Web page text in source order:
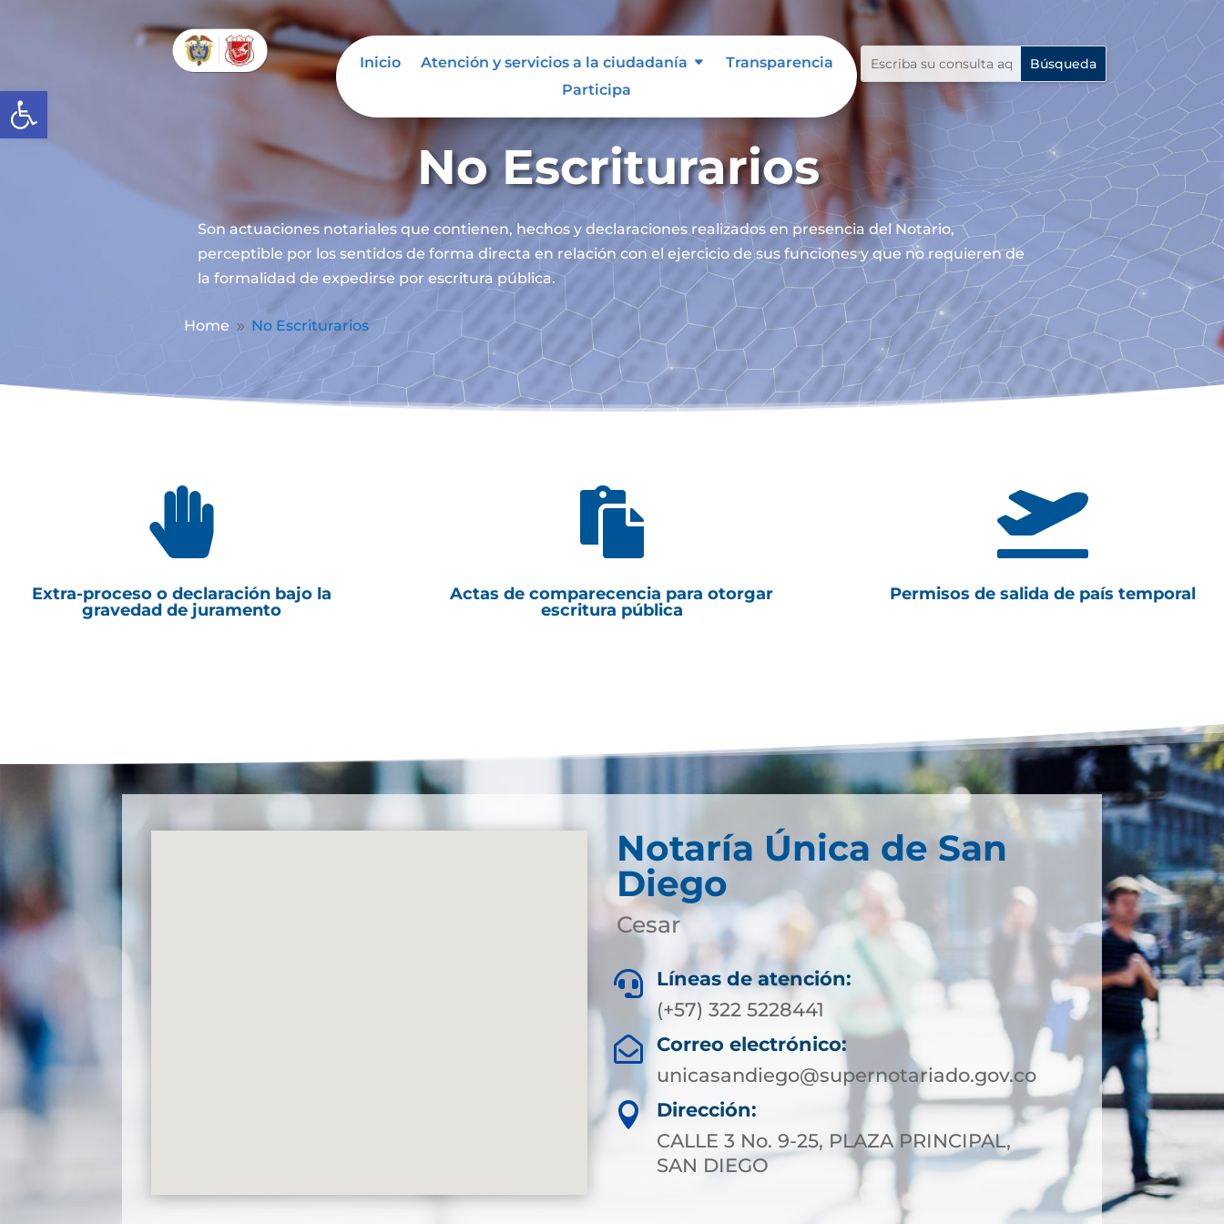
Abrir barra de herramientas
Inicio Atención y servicios a la ciudadanía
Transparencia
Participa
No Escriturarios
Son actuaciones notariales que contienen, hechos y declaraciones realizados en presencia del Notario,
perceptible por los sentidos de forma directa en relación con el ejercicio de sus funciones y que no requieren de
la formalidad de expedirse por escritura pública.
Home 9 No Escriturarios

Extra-proceso o declaración bajo la
gravedad de juramento

Actas de comparecencia para otorgar
escritura pública

Permisos de salida de país temporal
Notaría Única de San
Diego
Cesar

Líneas de atención:
(+57) 322 5228441

Correo electrónico:
unicasandiego@supernotariado.gov.co

Dirección:
CALLE 3 No. 9-25, PLAZA PRINCIPAL,
SAN DIEGO